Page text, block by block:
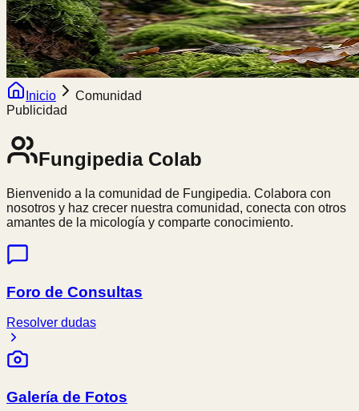
Inicio
Comunidad
Publicidad
FungipediaColab
Bienvenido a la comunidad de Fungipedia. Colabora con
nosotros y haz crecer nuestra comunidad, conecta con otros
amantes de la micología y comparte conocimiento.
Foro de Consultas
Resolver dudas
Galería de Fotos